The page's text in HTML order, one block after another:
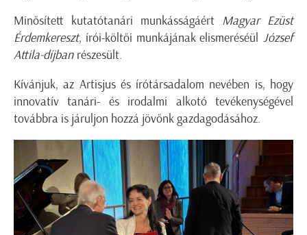
Minősített kutatótanári munkásságáért Magyar Ezüst
Érdemkereszt, írói-költői munkájának elismeréséül József
Attila-díjbanrészesült.
Kívánjuk, az Artisjus és írótársadalom nevében is, hogy
innovatív tanári- és irodalmi alkotó tevékenységével
továbbra is járuljon hozzá jövőnk gazdagodásához.